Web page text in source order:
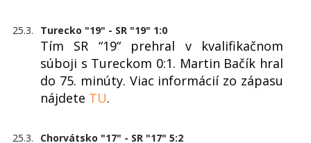
25.3. Turecko "19" - SR "19" 1:0
Tím SR “19“ prehral v kvalifikačnom
súboji s Tureckom 0:1. Martin Bačík hral
do 75. minúty. Viac informácií zo zápasu
nájdete TU.
25.3. Chorvátsko "17" - SR "17" 5:2